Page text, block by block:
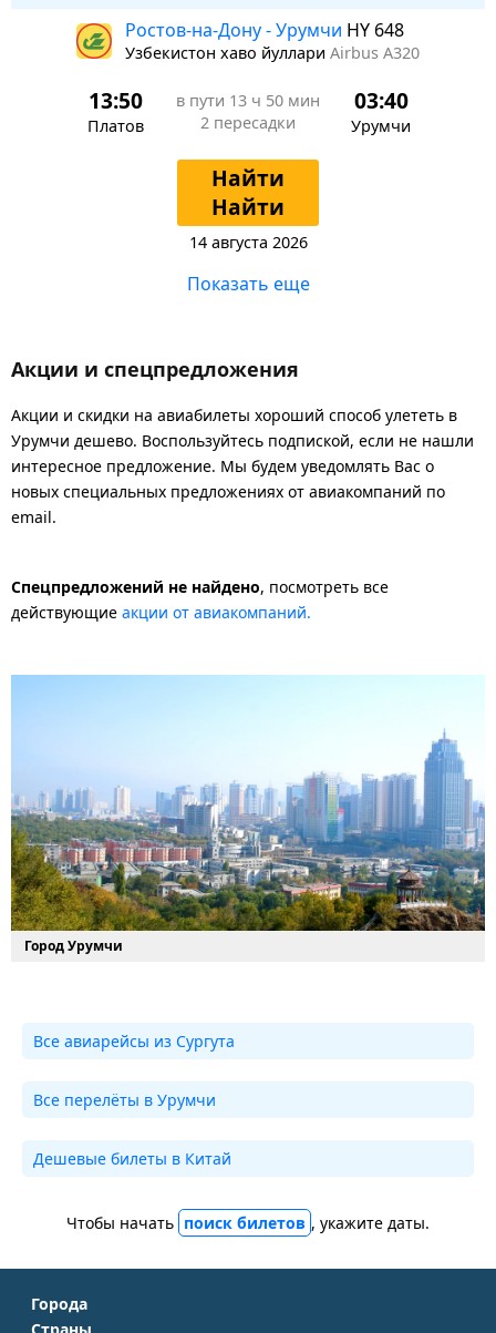
Ростов-на-Дону - Урумчи HY 648
Узбекистон хаво йуллари Airbus A320
13:50
Платов
в пути 13 ч 50 мин
2 пересадки
03:40
Урумчи
Найти
Найти
14 августа 2026
Показать еще
Акции и спецпредложения
Акции и скидки на авиабилеты хороший способ улететь в
Урумчи дешево. Воспользуйтесь подпиской, если не нашли
интересное предложение. Мы будем уведомлять Вас о
новых специальных предложениях от авиакомпаний по
email.
Спецпредложений не найдено, посмотреть все
действующие акции от авиакомпаний.
Город Урумчи
Все авиарейсы из Сургута
Все перелёты в Урумчи
Дешевые билеты в Китай
Чтобы начать поиск билетов , укажите даты.
Города
Страны